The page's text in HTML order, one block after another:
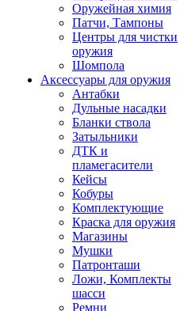
Оружейная химия
Патчи, Тампоны
Центры для чистки
оружия
Шомпола
Аксессуары для оружия
Антабки
Дульные насадки
Бланки ствола
Затыльники
ДТК и
пламегасители
Кейсы
Кобуры
Комплектующие
Краска для оружия
Магазины
Мушки
Патронташи
Ложи, Комплекты
шасси
Ремни